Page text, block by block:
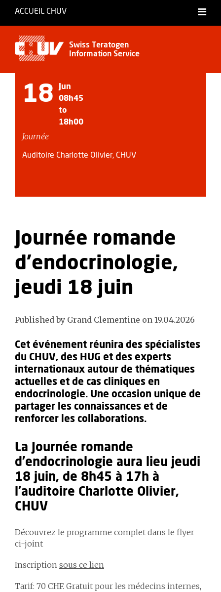
ACCUEIL CHUV
Swiss Teratogen
Information Service
18
Jun
08h45
to
18h00
Journée
Auditoire Charlotte Olivier, CHUV
Journée romande
d’endocrinologie,
jeudi 18 juin
Published by Grand Clementine on 19.04.2026
Cet événement réunira des spécialistes
du CHUV, des HUG et des experts
internationaux autour de thématiques
actuelles et de cas cliniques en
endocrinologie. Une occasion unique de
partager les connaissances et de
renforcer les collaborations.
La Journée romande
d'endocrinologie aura lieu jeudi
18 juin, de 8h45 à 17h à
l'auditoire Charlotte Olivier,
CHUV
Découvrez le programme complet dans le flyer
ci-joint
Inscription sous ce lien
Tarif: 70 CHF. Gratuit pour les médecins internes,